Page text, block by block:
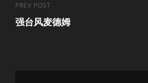
航
Previous
Post
PREV POST
强台风麦德姆